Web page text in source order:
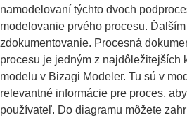
namodelovaní týchto dvoch
modelovanie prvého procesu.
zdokumentovanie. Procesná
procesu je jedným z najdôležitejších
modelu v Bizagi Modeler. Tu sú v
relevantné informácie pre proces,
používateľ. Do diagramu môžete